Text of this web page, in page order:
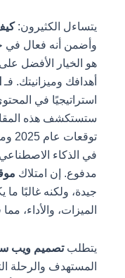
يتساءل الكثيرون:كيف
وأضمن أنه فعال في
هو الخيار الأفضل
أهدافك وميزانيتك. فـ
استراتيجيًا في
ستستكشف هذه
في الذكاء الاصطناعي
مدفوع. إن امتلاك
جيدة، ولكنه غالبًا ما
الميزات، والأداء،
يتطلبتصميم ويب
المستهدف والرحلة